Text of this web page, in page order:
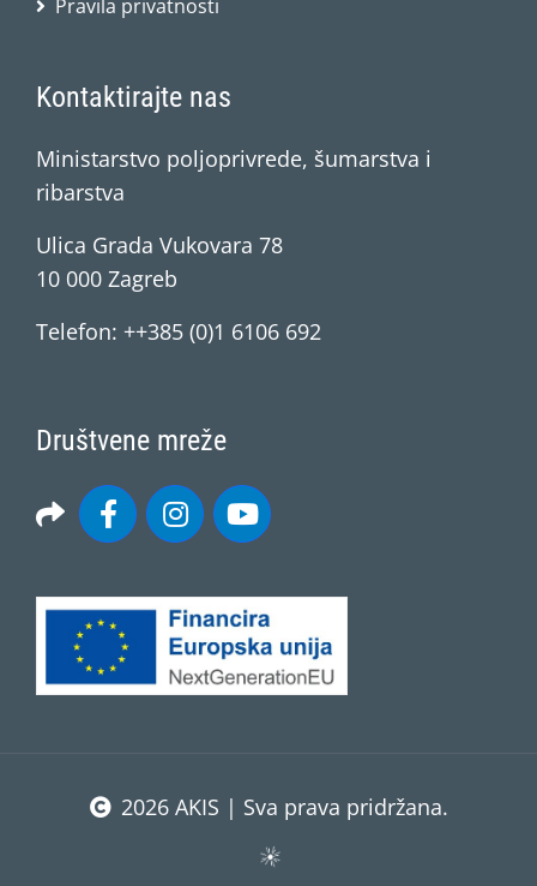
Pravila privatnosti
Kontaktirajte nas
Ministarstvo poljoprivrede, šumarstva i
ribarstva
Ulica Grada Vukovara 78
10 000 Zagreb
Telefon: ++385 (0)1 6106 692
Društvene mreže
2026 AKIS | Sva prava pridržana.